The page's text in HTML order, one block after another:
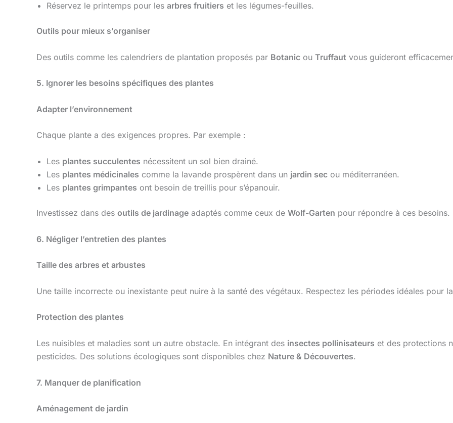
Réservez le printemps pour les arbres fruitiers et les légumes-feuilles.
Outils pour mieux s’organiser
Des outils comme les calendriers de plantation proposés par Botanic ou Truffaut vous guideront
5. Ignorer les besoins spécifiques des plantes
Adapter l’environnement
Chaque plante a des exigences propres. Par exemple :
Les plantes succulentes nécessitent un sol bien drainé.
Les plantes médicinales comme la lavande prospèrent dans un jardin sec ou méditerranéen.
Les plantes grimpantes ont besoin de treillis pour s’épanouir.
Investissez dans des outils de jardinage adaptés comme ceux de Wolf-Garten pour répondre à ces besoins.
6. Négliger l’entretien des plantes
Taille des arbres et arbustes
Une taille incorrecte ou inexistante peut nuire à la santé des végétaux. Respectez les périodes idéales pour
Protection des plantes
Les nuisibles et maladies sont un autre obstacle. En intégrant des insectes pollinisateurs et des protections
pesticides. Des solutions écologiques sont disponibles chez Nature & Découvertes.
7. Manquer de planification
Aménagement de jardin